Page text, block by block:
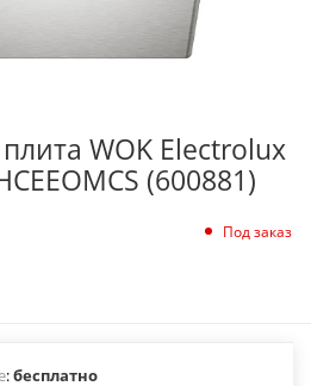
WOK Electrolux
(600881)
Под заказ
:бесплатно